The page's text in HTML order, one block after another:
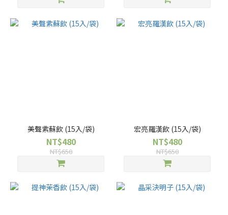
美聲紫蘇飲 (15入/袋)
NT$480
NT$650
宏亮羅漢飲 (15入/袋)
NT$480
NT$650